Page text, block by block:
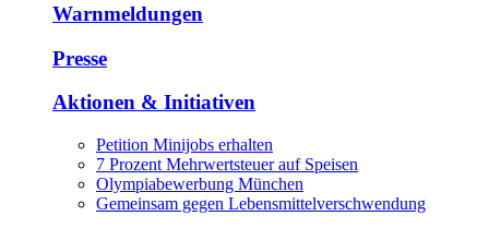
Warnmeldungen
Presse
Aktionen & Initiativen
Petition Minijobs erhalten
7 Prozent Mehrwertsteuer auf Speisen
Olympiabewerbung München
Gemeinsam gegen Lebensmittelverschwendung